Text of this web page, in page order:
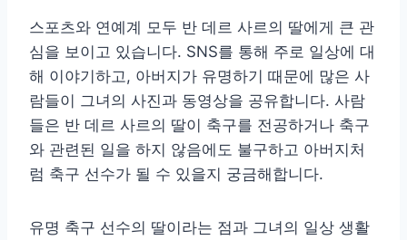
스포츠와 연예계 모두 반 데르 사르의 딸에게 큰 관
심을 보이고 있습니다. SNS를 통해 주로 일상에 대
해 이야기하고, 아버지가 유명하기 때문에 많은 사
람들이 그녀의 사진과 동영상을 공유합니다. 사람
들은 반 데르 사르의 딸이 축구를 전공하거나 축구
와 관련된 일을 하지 않음에도 불구하고 아버지처
럼 축구 선수가 될 수 있을지 궁금해합니다.
유명 축구 선수의 딸이라는 점과 그녀의 일상 생활